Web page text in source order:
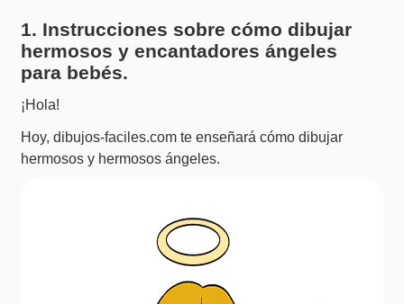
1. Instrucciones sobre cómo dibujar
hermosos y encantadores ángeles
para bebés.
¡Hola!
Hoy, dibujos-faciles.com te enseñará cómo dibujar
hermosos y hermosos ángeles.